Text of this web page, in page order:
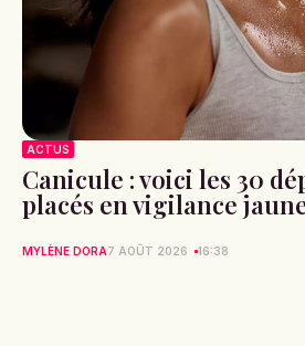
ACTUS
Canicule : voici les 30
placés en vigilance
MYLÈNE DORA7 AOÛT 2026 16:38